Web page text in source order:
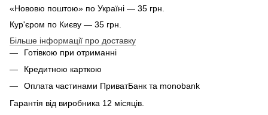
«Нововю поштою» по Україні — 35 грн.
Кур'єром по Києву — 35 грн.
Більше інформації про доставку
Готівкою при отриманні
Кредитною карткою
Оплата частинами ПриватБанк та monobank
Гарантія від виробника 12 місяців.